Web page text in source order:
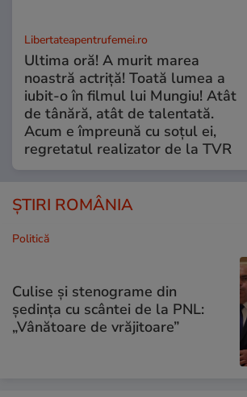
Libertateapentrufemei.ro
Ultima oră! A murit marea
noastră actriță! Toată lumea a
iubit-o în filmul lui Mungiu! Atât
de tânără, atât de talentată.
Acum e împreună cu soțul ei,
regretatul realizator de la TVR
ȘTIRI ROMÂNIA
Politică
Culise și stenograme din
ședința cu scântei de la PNL:
„Vânătoare de vrăjitoare”